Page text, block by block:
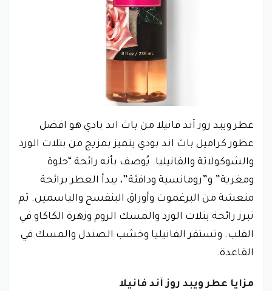
عطر ويبد روز آند فانيلا من باث اند بادي هو افضل
عطور كراميل باث اند بودي يتميز بمزيج من بتلات الورد
والشوكولاتة والفانيليا. يُوصف بأنه رائحة “حلوة
ومغرية” و”رومانسية ودافئة”، يبدأ العطر برائحة
منعشة من البرغموت وأوراق البنفسج والياسمين. ثم
تبرز رائحة بتلات الورد والمسك الروم وزهرة الكاكاو في
القلب. وتستقر الفانيليا وخشب الصندل والمسك في
القاعدة.
مزايا عطر ويبد روز آند فانيلا